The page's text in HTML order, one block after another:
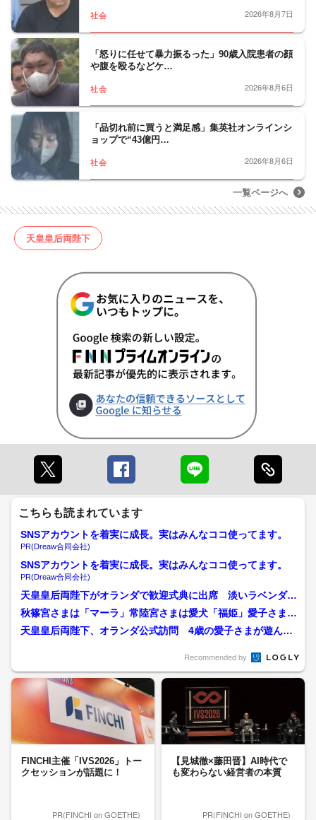
社会 2026年8月7日
「怒りに任せて暴力振るった」90歳入院患者の顔
や腹を殴るなどケ…
社会 2026年8月6日
「品切れ前に買うと満足感」集英社オンラインシ
ョップで“43億円…
社会 2026年8月6日
一覧ページへ
天皇皇后両陛下
こちらも読まれています
SNSアカウントを着実に成長。実はみんなココ使ってます。
PR(Dreaw合同会社)
SNSアカウントを着実に成長。実はみんなココ使ってます。
PR(Dreaw合同会社)
天皇皇后両陛下がオランダで歓迎式典に出席 淡いラベンダ
ー“リンクコーデ”の装いで...
秋篠宮さまは「マーラ」常陸宮さまは愛犬「福姫」愛子さまは
ラオス訪問準備…皇室担当...
天皇皇后両陛下、オランダ公式訪問 4歳の愛子さまが遊んだ
Recommended by
FINCHI主催「IVS2026」トー
クセッションが話題に！
PR(FINCHI on GOETHE)
【見城徹×藤田晋】AI時代で
も変わらない経営者の本質
PR(FINCHI on GOETHE)